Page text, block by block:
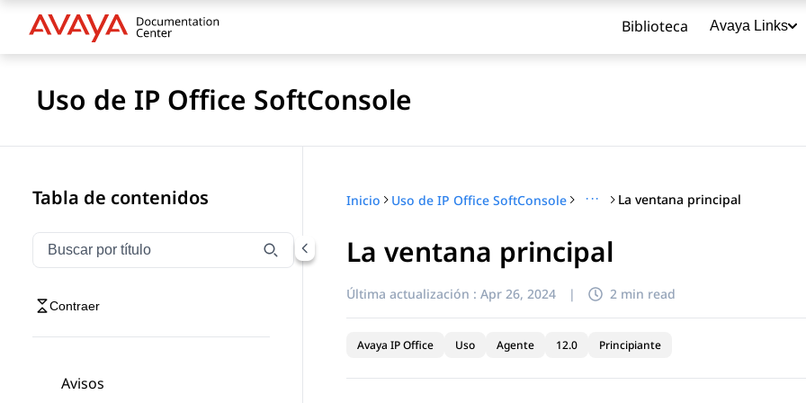
Biblioteca Avaya Links
Uso de IP Office SoftConsole
Tabla de contenidos
Filtrar navegación por título
Escriba para filtrar los elementos de navegación por título
Contraer
Avisos
Inicio Uso de IP Office SoftConsole ··· La ventana principal
La ventana principal
Última actualización : Apr 26, 2024 | 2 min read
Avaya IP Office Uso Agente 12.0 Principiante